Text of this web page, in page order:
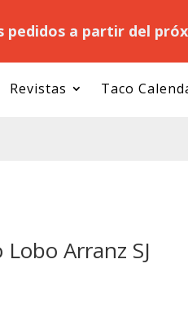
pedidos a partir del
Revistas Taco
Lobo Arranz SJ